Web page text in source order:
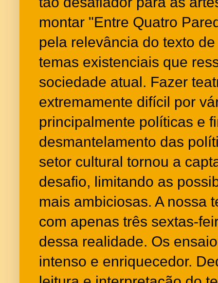
montar "Entre Quatro
pela relevância do texto
temas existenciais que
sociedade atual. Fazer
extremamente difícil por
principalmente políticas e
desmantelamento das
setor cultural tornou a
desafio, limitando as
mais ambiciosas. A nossa
com apenas três sextas-
dessa realidade. Os
intenso e enriquecedor.